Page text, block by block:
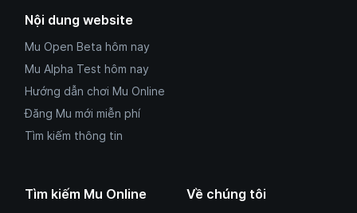
Nội dung website
Mu Open Beta hôm nay
Mu Alpha Test hôm nay
Hướng dẫn chơi Mu Online
Đăng Mu mới miễn phí
Tìm kiếm thông tin
Tìm kiếm Mu Online Về chúng tôi